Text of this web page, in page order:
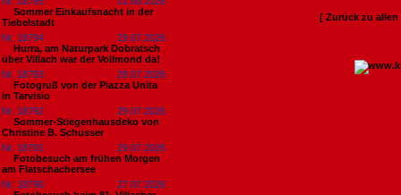
Sommer Einkaufsnacht in der
Tiebelstadt
Nr. 18794
29.07.2026
Hurra, am Naturpark Dobratsch
über Villach war der Vollmond da!
Nr. 18793
29.07.2026
Fotogruß von der Piazza Unita
in Tarvisio
Nr. 18792
29.07.2026
Sommer-Stiegenhausdeko von
Christine B. Schusser
Nr. 18791
29.07.2026
Fotobesuch am frühen Morgen
am Flatschachersee
Nr. 18790
27.07.2026
[ Zurück zu